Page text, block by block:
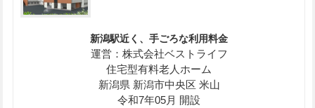
新潟駅近く、手ごろな利用料金
運営：株式会社ベストライフ
住宅型有料老人ホーム
新潟県 新潟市中央区 米山
令和7年05月 開設